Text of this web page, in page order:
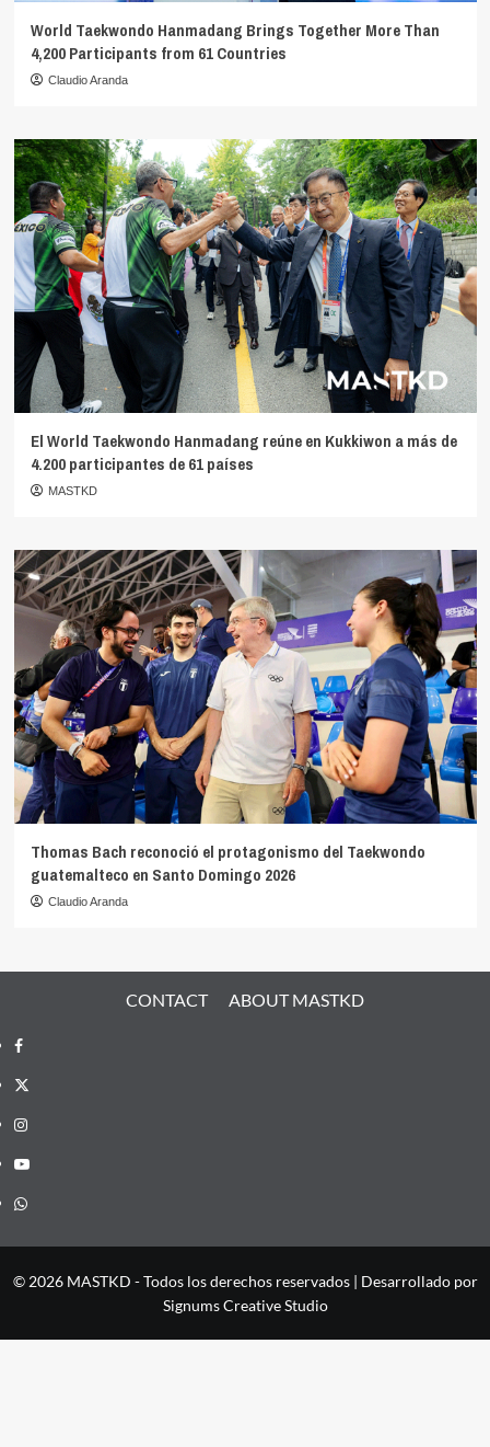
World Taekwondo Hanmadang Brings Together More Than
4,200 Participants from 61 Countries
Claudio Aranda
El World Taekwondo Hanmadang reúne en Kukkiwon a más de
4.200 participantes de 61 países
MASTKD
Thomas Bach reconoció el protagonismo del Taekwondo
guatemalteco en Santo Domingo 2026
Claudio Aranda
CONTACT ABOUT MASTKD
Facebook
X
Instagram
YouTube
Whatsapp